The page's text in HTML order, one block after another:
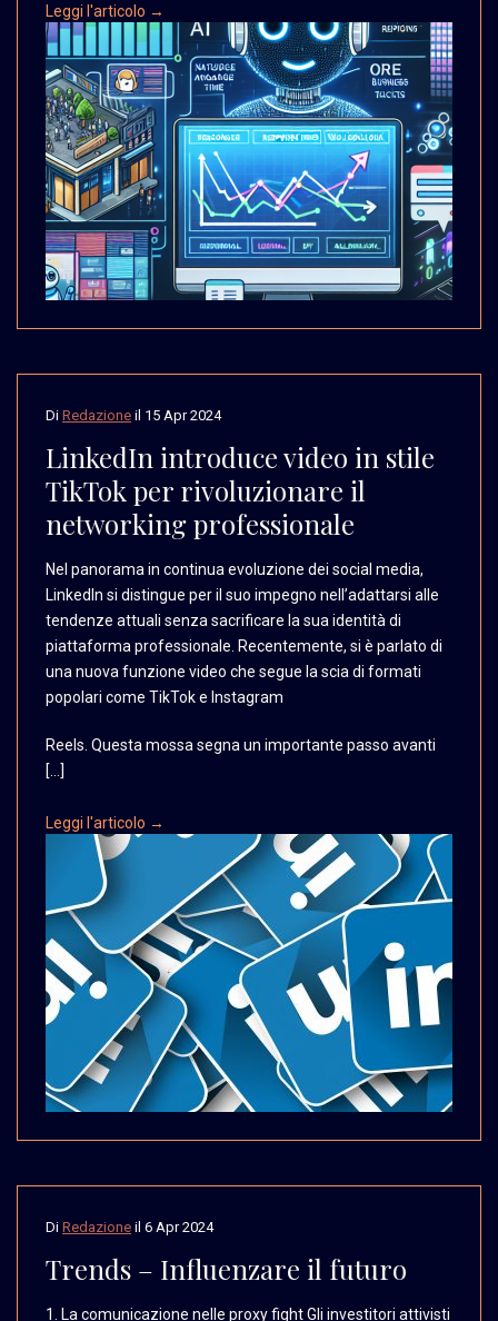
Leggi l'articolo →
Di Redazione il 15 Apr 2024
LinkedIn introduce video in stile
TikTok per rivoluzionare il
networking professionale
Nel panorama in continua evoluzione dei social media,
LinkedIn si distingue per il suo impegno nell’adattarsi alle
tendenze attuali senza sacrificare la sua identità di
piattaforma professionale. Recentemente, si è parlato di
una nuova funzione video che segue la scia di formati
popolari come TikTok e Instagram
Reels. Questa mossa segna un importante passo avanti
[…]
Leggi l'articolo →
Di Redazione il 6 Apr 2024
Trends – Influenzare il futuro
1. La comunicazione nelle proxy fight Gli investitori attivisti